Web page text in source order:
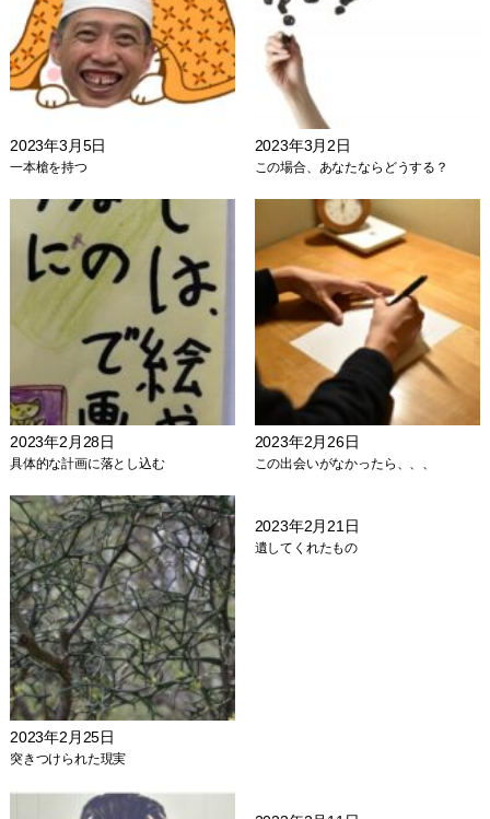
2023年3月5日
一本槍を持つ
2023年3月2日
この場合、あなたならどうする？
2023年2月28日
具体的な計画に落とし込む
2023年2月26日
この出会いがなかったら、、、
2023年2月25日
突きつけられた現実
2023年2月21日
遺してくれたもの